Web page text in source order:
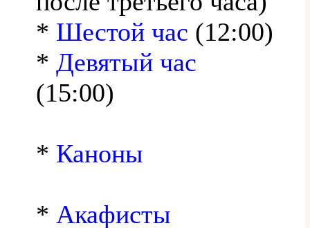
* Шестой час (12:00)
* Девятый час
(15:00)
* Каноны
* Акафисты